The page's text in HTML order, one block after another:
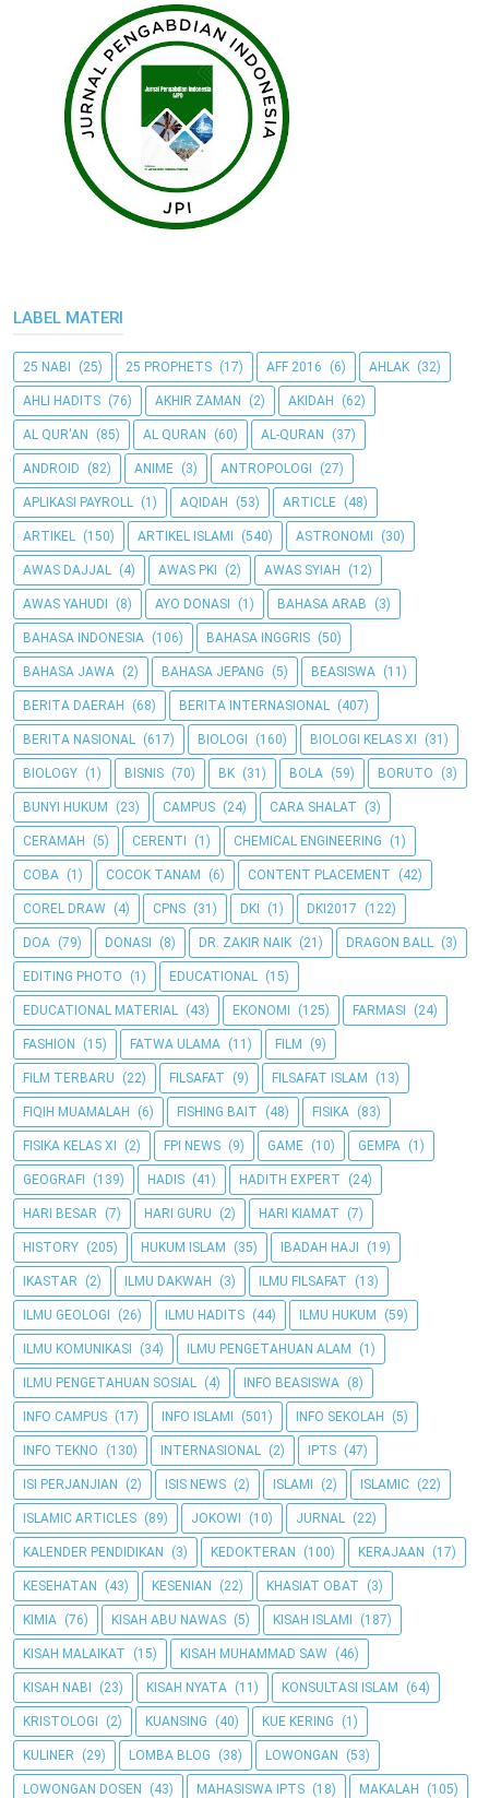
LABEL MATERI
25 NABI (25) 25 PROPHETS (17) AFF 2016 (6) AHLAK (32)
AHLI HADITS (76) AKHIR ZAMAN (2) AKIDAH (62)
AL QUR'AN (85) AL QURAN (60) AL-QURAN (37)
ANDROID (82) ANIME (3) ANTROPOLOGI (27)
APLIKASI PAYROLL (1) AQIDAH (53) ARTICLE (48)
ARTIKEL (150) ARTIKEL ISLAMI (540) ASTRONOMI (30)
AWAS DAJJAL (4) AWAS PKI (2) AWAS SYIAH (12)
AWAS YAHUDI (8) AYO DONASI (1) BAHASA ARAB (3)
BAHASA INDONESIA (106) BAHASA INGGRIS (50)
BAHASA JAWA (2) BAHASA JEPANG (5) BEASISWA (11)
BERITA DAERAH (68) BERITA INTERNASIONAL (407)
BERITA NASIONAL (617) BIOLOGI (160) BIOLOGI KELAS XI (31)
BIOLOGY (1) BISNIS (70) BK (31) BOLA (59) BORUTO (3)
BUNYI HUKUM (23) CAMPUS (24) CARA SHALAT (3)
CERAMAH (5) CERENTI (1) CHEMICAL ENGINEERING (1)
COBA (1) COCOK TANAM (6) CONTENT PLACEMENT (42)
COREL DRAW (4) CPNS (31) DKI (1) DKI2017 (122)
DOA (79) DONASI (8) DR. ZAKIR NAIK (21) DRAGON BALL (3)
EDITING PHOTO (1) EDUCATIONAL (15)
EDUCATIONAL MATERIAL (43) EKONOMI (125) FARMASI (24)
FASHION (15) FATWA ULAMA (11) FILM (9)
FILM TERBARU (22) FILSAFAT (9) FILSAFAT ISLAM (13)
FIQIH MUAMALAH (6) FISHING BAIT (48) FISIKA (83)
FISIKA KELAS XI (2) FPI NEWS (9) GAME (10) GEMPA (1)
GEOGRAFI (139) HADIS (41) HADITH EXPERT (24)
HARI BESAR (7) HARI GURU (2) HARI KIAMAT (7)
HISTORY (205) HUKUM ISLAM (35) IBADAH HAJI (19)
IKASTAR (2) ILMU DAKWAH (3) ILMU FILSAFAT (13)
ILMU GEOLOGI (26) ILMU HADITS (44) ILMU HUKUM (59)
ILMU KOMUNIKASI (34) ILMU PENGETAHUAN ALAM (1)
ILMU PENGETAHUAN SOSIAL (4) INFO BEASISWA (8)
INFO CAMPUS (17) INFO ISLAMI (501) INFO SEKOLAH (5)
INFO TEKNO (130) INTERNASIONAL (2) IPTS (47)
ISI PERJANJIAN (2) ISIS NEWS (2) ISLAMI (2) ISLAMIC (22)
ISLAMIC ARTICLES (89) JOKOWI (10) JURNAL (22)
KALENDER PENDIDIKAN (3) KEDOKTERAN (100) KERAJAAN (17)
KESEHATAN (43) KESENIAN (22) KHASIAT OBAT (3)
KIMIA (76) KISAH ABU NAWAS (5) KISAH ISLAMI (187)
KISAH MALAIKAT (15) KISAH MUHAMMAD SAW (46)
KISAH NABI (23) KISAH NYATA (11) KONSULTASI ISLAM (64)
KRISTOLOGI (2) KUANSING (40) KUE KERING (1)
KULINER (29) LOMBA BLOG (38) LOWONGAN (53)
LOWONGAN DOSEN (43) MAHASISWA IPTS (18) MAKALAH (105)